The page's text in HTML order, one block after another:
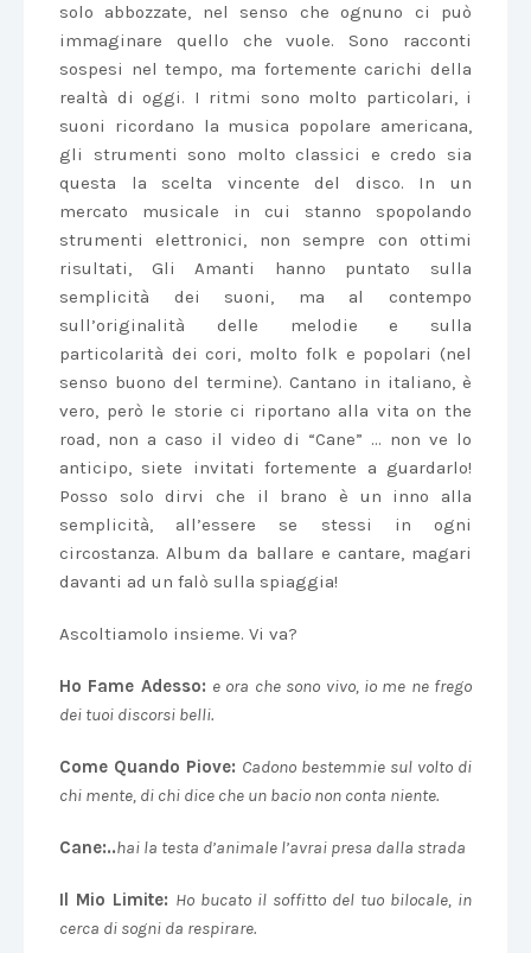
solo abbozzate, nel senso che ognuno ci può
immaginare quello che vuole. Sono racconti
sospesi nel tempo, ma fortemente carichi della
realtà di oggi. I ritmi sono molto particolari, i
suoni ricordano la musica popolare americana,
gli strumenti sono molto classici e credo sia
questa la scelta vincente del disco. In un
mercato musicale in cui stanno spopolando
strumenti elettronici, non sempre con ottimi
risultati, Gli Amanti hanno puntato sulla
semplicità dei suoni, ma al contempo
sull’originalità delle melodie e sulla
particolarità dei cori, molto folk e popolari (nel
senso buono del termine). Cantano in italiano, è
vero, però le storie ci riportano alla vita on the
road, non a caso il video di “Cane” … non ve lo
anticipo, siete invitati fortemente a guardarlo!
Posso solo dirvi che il brano è un inno alla
semplicità, all’essere se stessi in ogni
circostanza. Album da ballare e cantare, magari
davanti ad un falò sulla spiaggia!
Ascoltiamolo insieme. Vi va?
Ho Fame Adesso: e ora che sono vivo, io me ne frego
dei tuoi discorsi belli.
Come Quando Piove: Cadono bestemmie sul volto di
chi mente, di chi dice che un bacio non conta niente.
Cane:..hai la testa d’animale l’avrai presa dalla strada
Il Mio Limite: Ho bucato il soffitto del tuo bilocale, in
cerca di sogni da respirare.